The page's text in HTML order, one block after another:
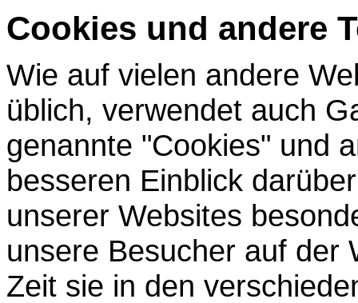
Cookies und andere
Wie auf vielen andere
üblich, verwendet auch
genannte "Cookies" und
besseren Einblick
unserer Websites
unsere Besucher auf der
Zeit sie in den